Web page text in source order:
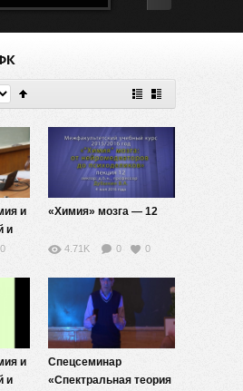
и
и
0
«Химия» мозга — 12
4.71K 0 0
и
и
Спецсеминар
«Спектральная теория